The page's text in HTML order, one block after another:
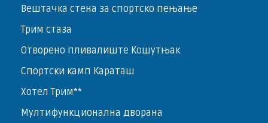
Вештачка стена за спортско пењање
Трим стаза
Отворено пливалиште Кошутњак
Спортски камп Караташ
Хотел Трим**
Мултифункционална дворана